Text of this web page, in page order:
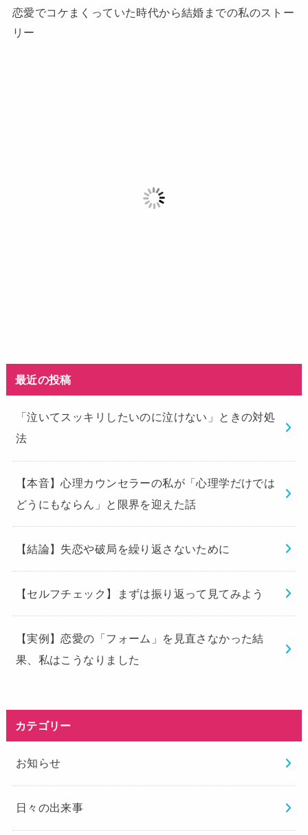
恋愛でコケまくっていた時代から結婚までの私のストー
リー
最近の投稿
「泣いてスッキリしたいのに泣けない」ときの対処
法
【本音】心理カウンセラーの私が「心理学だけでは
どうにもならん」と限界を迎えた話
【結論】失恋や破局を繰り返さないために
【セルフチェック】まずは振り返って見てみよう
【実例】恋愛の「フォーム」を見直さなかった結
果、私はこうなりました
カテゴリー
お知らせ
日々の出来事